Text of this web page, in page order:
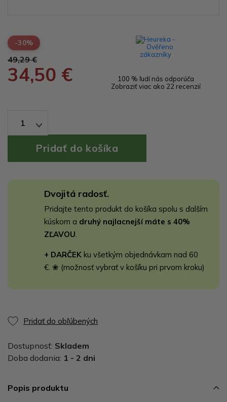
-30%
49,29 €
34,50 €
100 % ľudí nás odporúča
Zobraziť viac ako 22 recenzií
1
Dvojitá radosť.
Pridajte tento produkt do košíka spolu s ďalším
kúskom a druhý najlacnejší máte s 40%
ZĽAVOU
+ DARČEK ku všetkým objednávkam nad 60
€. ❀ (možnosť vybrať v košíku pri prvom kroku)
Pridať do obľúbených
Dostupnosť: Skladem
Doba dodania: 1 - 2 dni
Popis produktu